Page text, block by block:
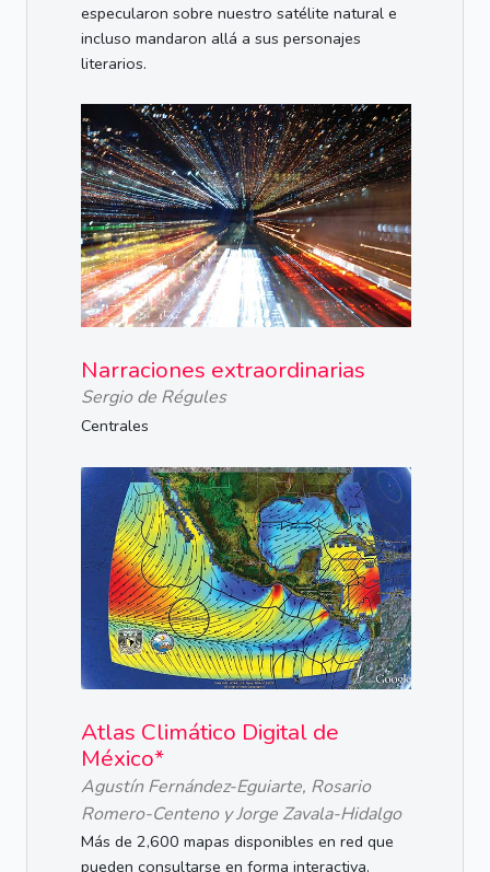
especularon sobre nuestro satélite natural e
incluso mandaron allá a sus personajes
literarios.
Narraciones extraordinarias
Sergio de Régules
Centrales
Atlas Climático Digital de
México*
Agustín Fernández-Eguiarte, Rosario
Romero-Centeno y Jorge Zavala-Hidalgo
Más de 2,600 mapas disponibles en red que
pueden consultarse en forma interactiva.